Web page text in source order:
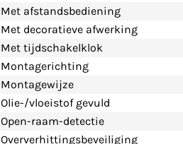
Met afstandsbediening
Met decoratieve afwerking
Met tijdschakelklok
Montagerichting
Montagewijze
Olie-/vloeistof gevuld
Open-raam-detectie
Oververhittingsbeveiliging